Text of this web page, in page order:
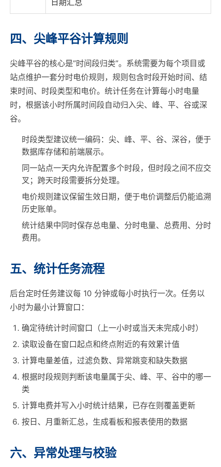
日期汇总
四、尖峰平谷计算规则
尖峰平谷的核心是”时间段归类”。系统需要为每个项目或
站点维护一套分时电价规则，规则包含时段开始时间、结
束时间、时段类型和电价。统计任务在计算每小时电量
时，根据该小时所属时间段自动归入尖、峰、平、谷或深
谷。
时段类型建议统一编码：尖、峰、平、谷、深谷，便于
数据库存储和前端展示。
同一站点一天内允许配置多个时段，但时段之间不应交
叉；跨天时段需要拆分处理。
电价规则建议保留生效日期，便于电价调整后仍能追溯
历史账单。
统计结果中同时保存总电量、分时电量、总费用、分时
费用。
五、统计任务流程
后台定时任务建议每 10 分钟或每小时执行一次。任务以
小时为最小计算窗口：
确定待统计时间窗口（上一小时或当天未完成小时）
读取设备在窗口起点和终点附近的有效累计值
计算电量差值，过滤负数、异常跳变和缺失数据
根据时段规则判断该电量属于尖、峰、平、谷中的哪一
类
计算电费并写入小时统计结果，已存在则覆盖更新
按日、月重新汇总，生成看板和报表使用的数据
六、异常处理与校验